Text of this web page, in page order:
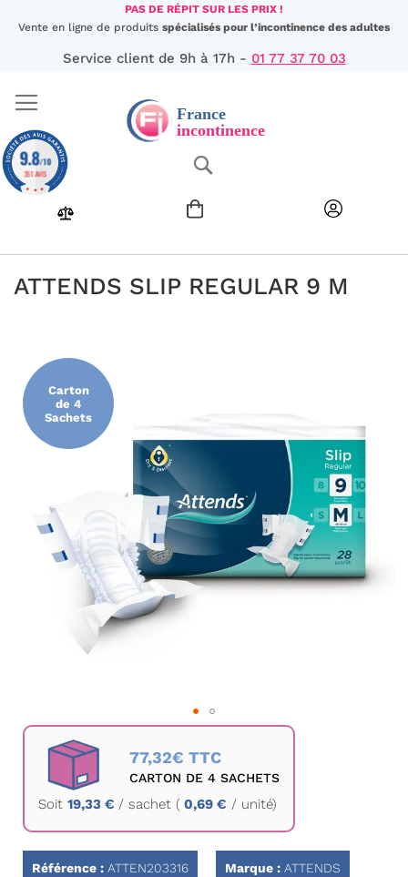
Aller
au
PAS DE RÉPIT SUR LES PRIX !
Vente en ligne de produits spécialisés pour l’incontinence des adultes
Service client de 9h à 17h - 01 77 37 70 03
ATTENDS SLIP REGULAR 9 M
fin
de
la
galerie
d’images
Carton
de 4
Sachets
Passer
Galerie
77,32€ TTC
CARTON DE 4 SACHETS
Soit 19,33 € / sachet ( 0,69 € / unité)
Référence : ATTEN203316 Marque : ATTENDS
9.8/10
351 AVIS